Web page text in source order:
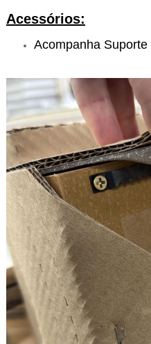
Acessórios:
Acompanha